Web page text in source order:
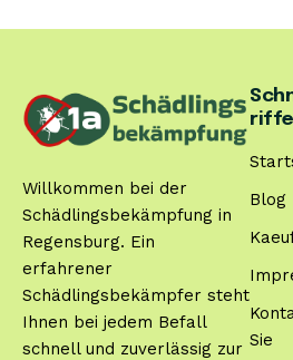
Willkommen bei der
Schädlingsbekämpfung in
Regensburg. Ein
erfahrener
Schädlingsbekämpfer steht
Ihnen bei jedem Befall
schnell und zuverlässig zur
riffe
Blog
Sie